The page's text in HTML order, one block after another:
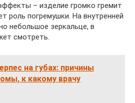
– изделие громко гремит
роль погремушки. На внутренней
небольшое зеркальце, в
смотреть.
на губах: причины
к какому врачу